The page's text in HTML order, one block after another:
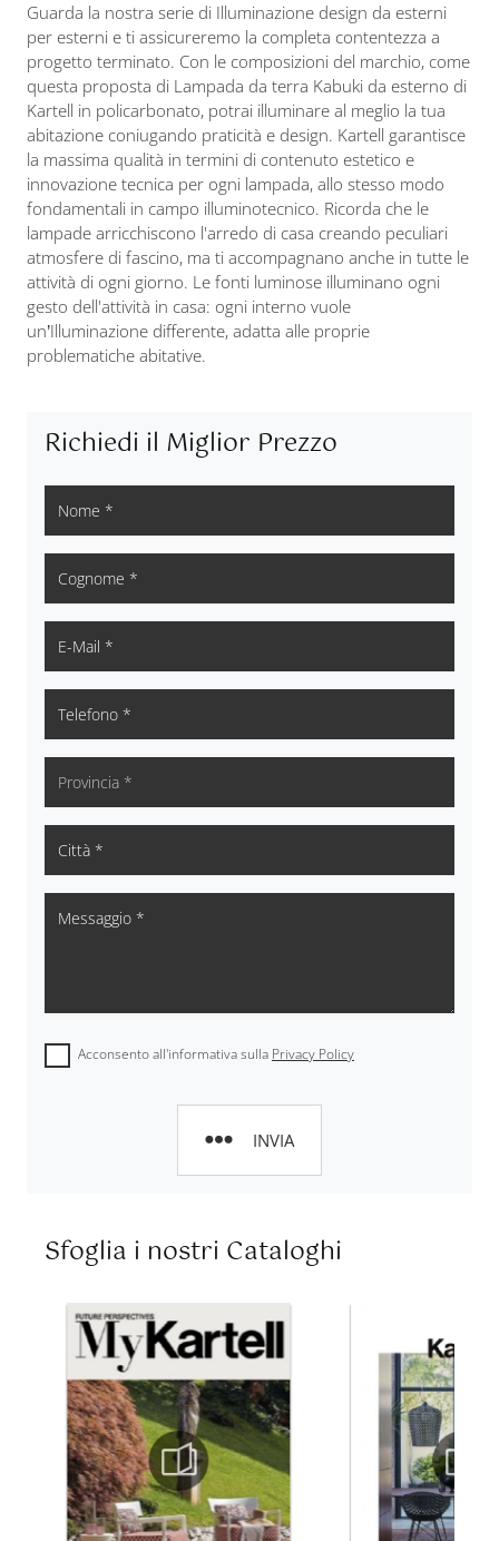
Guarda la nostra serie di Illuminazione design da esterni
per esterni e ti assicureremo la completa contentezza a
progetto terminato. Con le composizioni del marchio, come
questa proposta di Lampada da terra Kabuki da esterno di
Kartell in policarbonato, potrai illuminare al meglio la tua
abitazione coniugando praticità e design. Kartell garantisce
la massima qualità in termini di contenuto estetico e
innovazione tecnica per ogni lampada, allo stesso modo
fondamentali in campo illuminotecnico. Ricorda che le
lampade arricchiscono l'arredo di casa creando peculiari
atmosfere di fascino, ma ti accompagnano anche in tutte le
attività di ogni giorno. Le fonti luminose illuminano ogni
gesto dell'attività in casa: ogni interno vuole
un’Illuminazione differente, adatta alle proprie
problematiche abitative.
Richiedi il Miglior Prezzo
Acconsento all'informativa sulla Privacy Policy
INVIA
Sfoglia i nostri Cataloghi